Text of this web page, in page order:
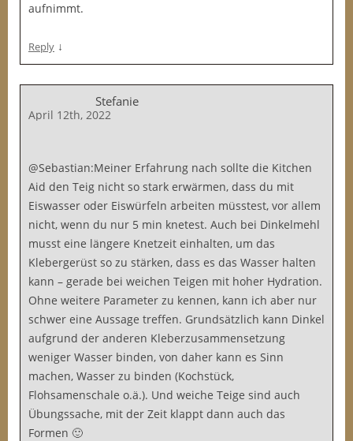
aufnimmt.
Reply ↓
Stefanie
April 12th, 2022
@Sebastian:Meiner Erfahrung nach sollte die Kitchen
Aid den Teig nicht so stark erwärmen, dass du mit
Eiswasser oder Eiswürfeln arbeiten müsstest, vor allem
nicht, wenn du nur 5 min knetest. Auch bei Dinkelmehl
musst eine längere Knetzeit einhalten, um das
Klebergerüst so zu stärken, dass es das Wasser halten
kann – gerade bei weichen Teigen mit hoher Hydration.
Ohne weitere Parameter zu kennen, kann ich aber nur
schwer eine Aussage treffen. Grundsätzlich kann Dinkel
aufgrund der anderen Kleberzusammensetzung
weniger Wasser binden, von daher kann es Sinn
machen, Wasser zu binden (Kochstück,
Flohsamenschale o.ä.). Und weiche Teige sind auch
Übungssache, mit der Zeit klappt dann auch das
Formen 🙂